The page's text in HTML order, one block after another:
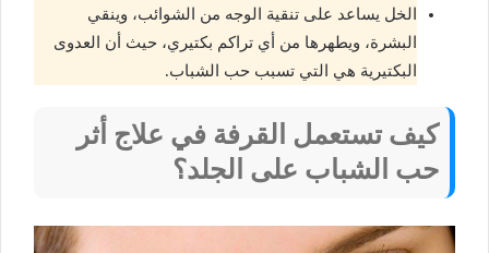
الخل يساعد على تنقية الوجه من الشوائب، وينقي
البشرة، ويطهرها من أي تراكم بكتيري، حيث أن العدوى
البكتيرية هي التي تسبب حب الشباب.
كيف تستعمل القرفة في علاج أثر
حب الشباب على الجلد؟